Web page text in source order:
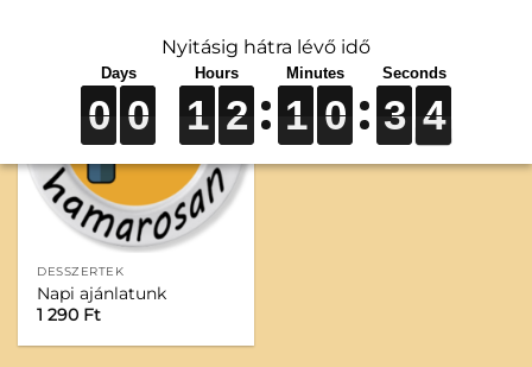
DESSZERTEK
Napi ajánlatunk
1 290 Ft
Nyitásig hátra lévő idő
0
0
0
0 0
0
0
0 1
1
1
1 2
2
2
2 1
1
1
1 0
0
0
0 3
3
3
3 4
4
4
4